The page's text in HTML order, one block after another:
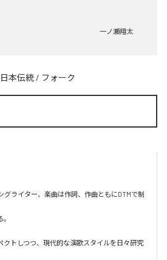
一ノ瀬翔太
本伝統 / フォーク
グライター、楽曲は作詞、作曲ともにDTMで制
クトしつつ、現代的な演歌スタイルを日々研究